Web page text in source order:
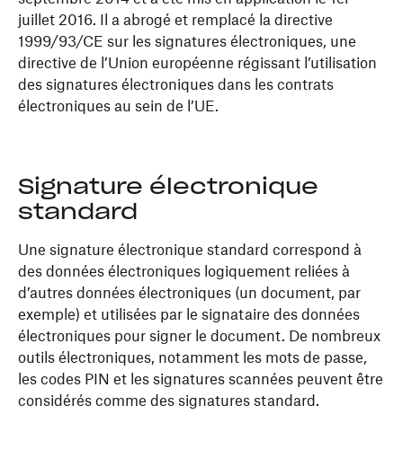
juillet 2016. Il a abrogé et remplacé la directive
1999/93/CE sur les signatures électroniques, une
directive de l’Union européenne régissant l’utilisation
des signatures électroniques dans les contrats
électroniques au sein de l’UE.
Signature électronique
standard
Une signature électronique standard correspond à
des données électroniques logiquement reliées à
d’autres données électroniques (un document, par
exemple) et utilisées par le signataire des données
électroniques pour signer le document. De nombreux
outils électroniques, notamment les mots de passe,
les codes PIN et les signatures scannées peuvent être
considérés comme des signatures standard.